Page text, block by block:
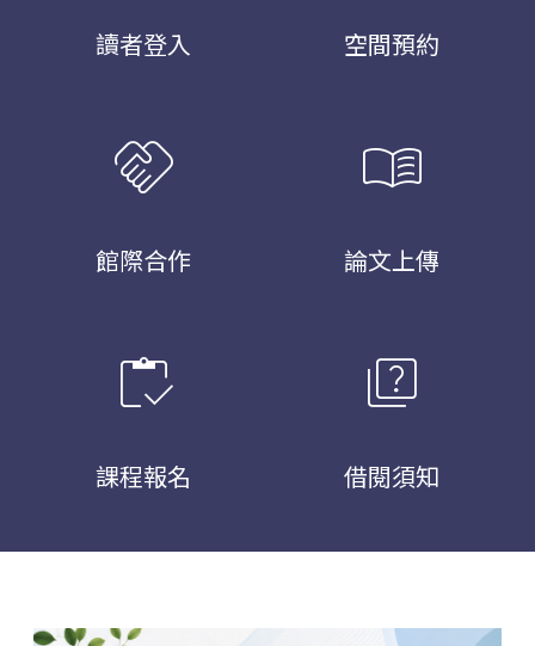
讀者登入 空間預約
handshake
館際合作
menu_book
論文上傳
inventory
課程報名
quiz
借閱須知